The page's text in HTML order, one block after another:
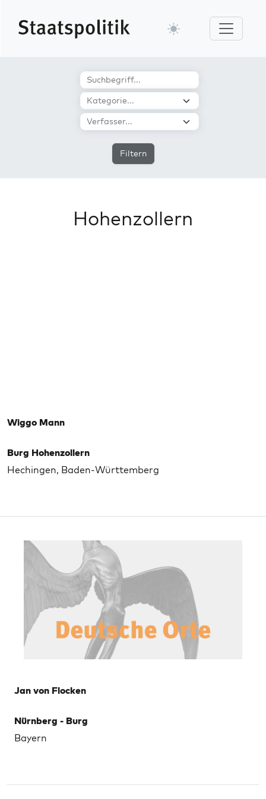
Filtern
Hohenzollern
Wiggo Mann
Burg Hohenzollern
Hechingen, Baden-Württemberg
Jan von Flocken
Nürnberg - Burg
Bayern